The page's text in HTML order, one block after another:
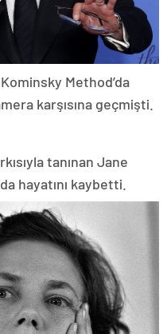
Method’da
karşısına geçmişti.
tanınan Jane
hayatını kaybetti.